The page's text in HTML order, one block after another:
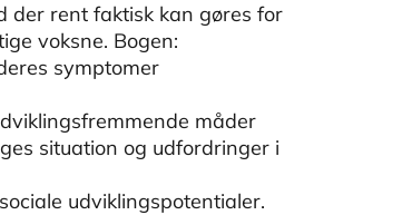
der rent faktisk kan gøres for
voksne. Bogen:
symptomer
måder
situation og udfordringer i
udviklingspotentialer.